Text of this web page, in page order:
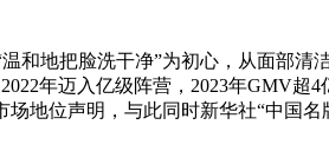
和地把脸洗干净”为初心，从面部
年迈入亿级阵营，2023年GMV
场地位声明，与此同时新华社“中国